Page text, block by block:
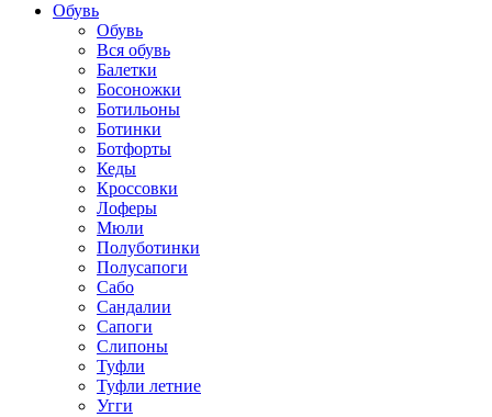
Обувь
Обувь
Вся обувь
Балетки
Босоножки
Ботильоны
Ботинки
Ботфорты
Кеды
Кроссовки
Лоферы
Мюли
Полуботинки
Полусапоги
Сабо
Сандалии
Сапоги
Слипоны
Туфли
Туфли летние
Угги